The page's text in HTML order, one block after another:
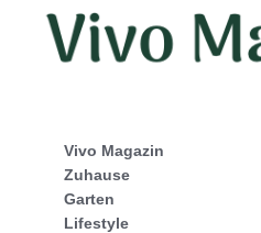
Vivo Magazin
Zuhause
Garten
Lifestyle